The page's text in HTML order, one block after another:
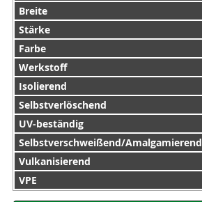
Breite
Stärke
Farbe
Werkstoff
Isolierend
Selbstverlöschend
UV-beständig
Selbstverschweißend/Amalgamierend
Vulkanisierend
VPE